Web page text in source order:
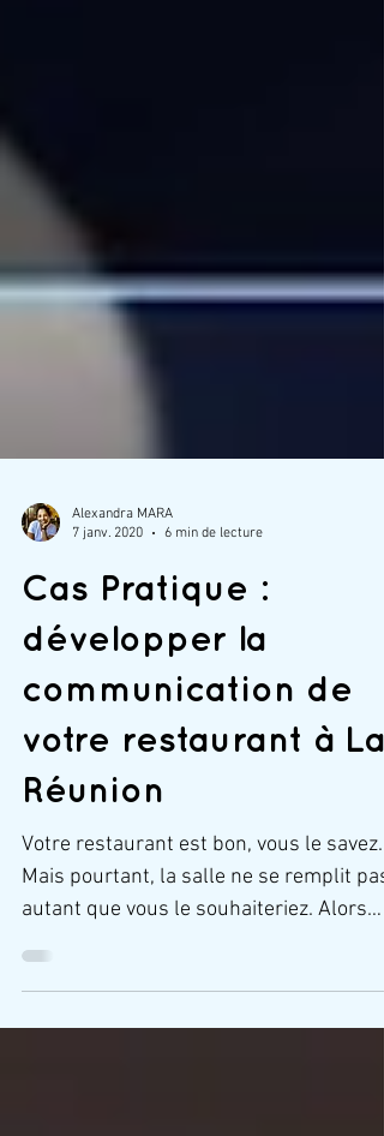
7 janv. 2020
6 min de lecture
Cas Pratique :
développer la
communication de
votre restaurant à La
Réunion
Votre restaurant est bon, vous le savez.
autant que vous le souhaiteriez. Alors
pour améliorer la